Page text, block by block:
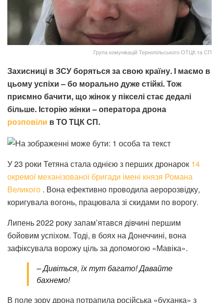
Група комунікацій Тернопільського ОТЦК та СП
Захисниці в ЗСУ боряться за свою країну. І маємо в
цьому успіхи – бо морально дуже стійкі. Тож
приємно бачити, що жінок у пікселі стає дедалі
більше. Історію жінки – оператора дрона
розповіли в ТО ТЦК СП.
У 23 роки Тетяна стала однією з перших дронарок 14
окремої механізованої бригади імені князя Романа
Великого . Вона ефективно проводила аеророзвідку,
коригувала вогонь, працювала зі скидами по ворогу.
Липень 2022 року запам’ятався дівчині першим
бойовим успіхом. Тоді, в боях на Донеччині, вона
зафіксувала ворожу ціль за допомогою «Мавіка».
– Дивіться, їх тут багато! Давайте
бахнемо!
В поле зору дрона потрапила російська «буханка» з